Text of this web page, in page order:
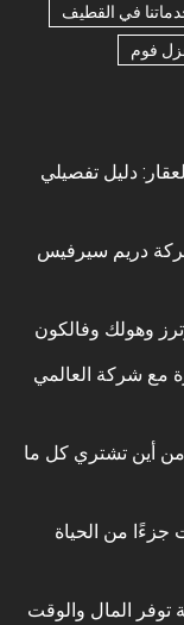
في القطيف
فوم
دليل تفصيلي
دريم سيرفيس
مع شركة العالمي
الخدمات الرقمية في السعودية 2026: من أين تشتري كل ما
جزءًا من الحياة
المال والوقت